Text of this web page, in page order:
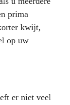
prima
kwijt,
op uw
er niet veel